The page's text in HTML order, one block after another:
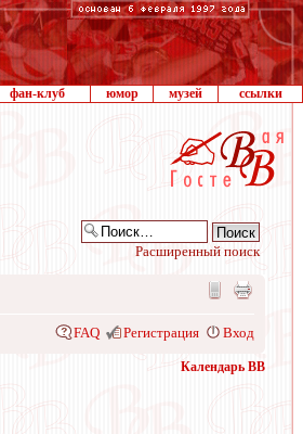
фан-клуб юмор музей ссылки
Расширенный поиск
FAQ Регистрация Вход
Календарь ВВ